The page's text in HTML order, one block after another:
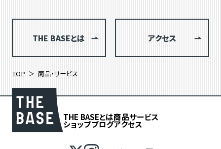
THE BASEとは アクセス
TOP 商品・サービス
THE BASEとは商品サービス
ショップブログアクセス